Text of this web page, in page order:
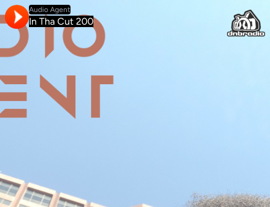
Audio Agent
In Tha Cut 200